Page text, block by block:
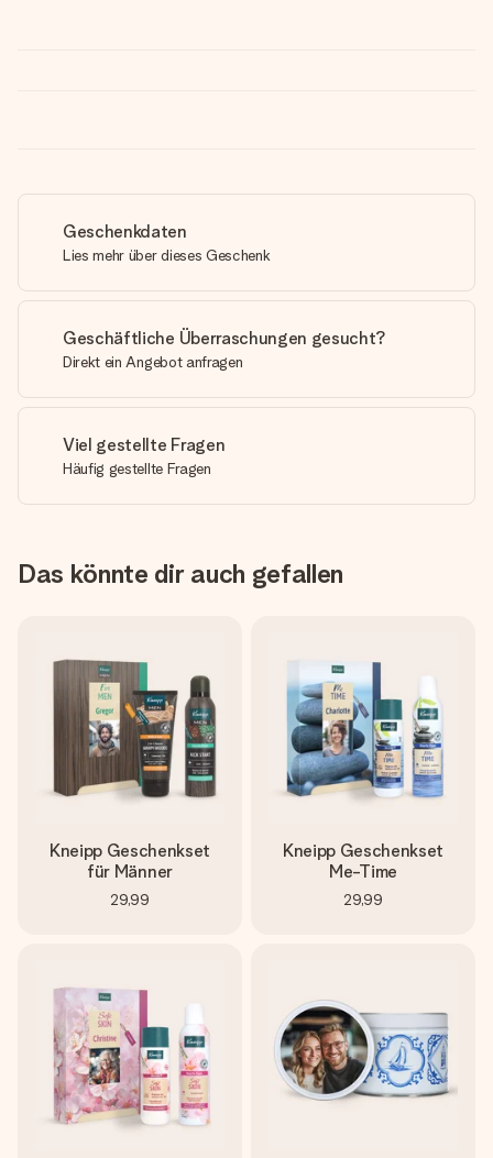
Geschenkdaten
Lies mehr über dieses Geschenk
Geschäftliche Überraschungen gesucht?
Direkt ein Angebot anfragen
Viel gestellte Fragen
Häufig gestellte Fragen
Das könnte dir auch gefallen
Kneipp Geschenkset
für Männer
29,99
Kneipp Geschenkset
Me-Time
29,99